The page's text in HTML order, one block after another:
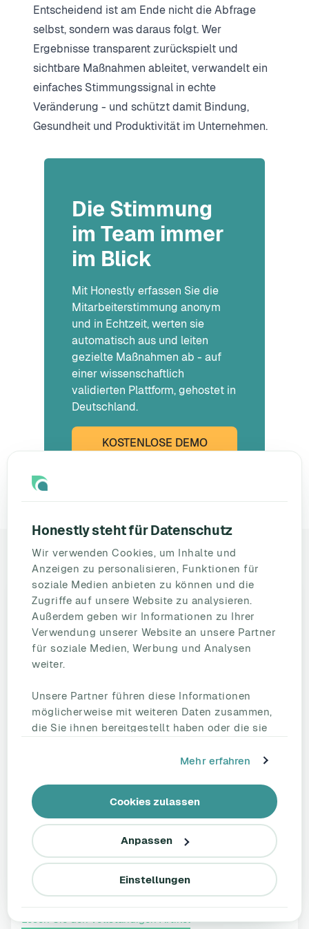
Honestly steht für Datenschutz
Wir verwenden Cookies, um Inhalte und
Anzeigen zu personalisieren, Funktionen für
soziale Medien anbieten zu können und die
Zugriffe auf unsere Website zu analysieren.
Außerdem geben wir Informationen zu Ihrer
Verwendung unserer Website an unsere Partner
für soziale Medien, Werbung und Analysen
weiter.
Unsere Partner führen diese Informationen
möglicherweise mit weiteren Daten zusammen,
die Sie ihnen bereitgestellt haben oder die sie
Mehr erfahren
Cookies zulassen
Anpassen
Einstellungen
Entscheidend ist am Ende nicht die Abfrage
selbst, sondern was daraus folgt. Wer
Ergebnisse transparent zurückspielt und
sichtbare Maßnahmen ableitet, verwandelt ein
einfaches Stimmungssignal in echte
Veränderung - und schützt damit Bindung,
Gesundheit und Produktivität im Unternehmen.
Die Stimmung
im Team immer
im Blick
Mit Honestly erfassen Sie die
Mitarbeiterstimmung anonym
und in Echtzeit, werten sie
automatisch aus und leiten
gezielte Maßnahmen ab - auf
einer wissenschaftlich
validierten Plattform, gehostet in
Deutschland.
KOSTENLOSE DEMO
DAS KÖNNTE IHNEN AUCH GEFALLEN
Pulsbefragungs-Tools im Vergleich
2026
Pulse Survey Tools 2026 im Vergleich: Funktionen,
Preise, Pro & Contra - inkl. ISO 27001, DE-Hosting,
wissenschaftlich validierter Fragen und Maßnahmen-
Tracking.
Lesen Sie den vollständigen Artikel